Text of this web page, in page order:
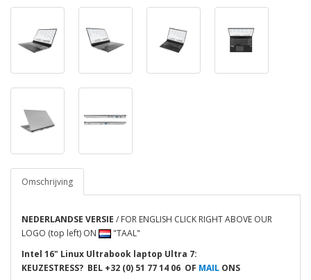
Omschrijving
NEDERLANDSE VERSIE / FOR ENGLISH CLICK RIGHT ABOVE OUR
LOGO (top left) ON
"TAAL"
Intel 16" Linux Ultrabook laptop Ultra 7:
KEUZESTRESS? BEL +32 (0) 51 77 14 06 OF MAIL ONS